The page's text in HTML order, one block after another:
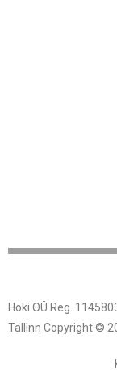
Hoki OÜ Reg.
Tallinn Copyright ©